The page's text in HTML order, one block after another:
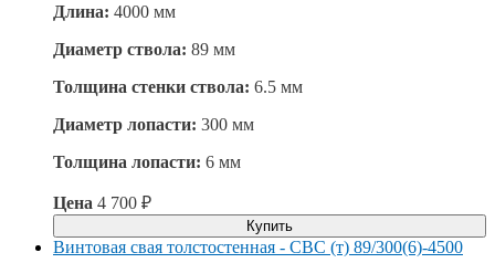
Длина: 4000 мм
Диаметр ствола: 89 мм
Толщина стенки ствола: 6.5 мм
Диаметр лопасти: 300 мм
Толщина лопасти: 6 мм
Цена 4 700 ₽
Купить
Винтовая свая толстостенная - СВС (т) 89/300(6)-4500